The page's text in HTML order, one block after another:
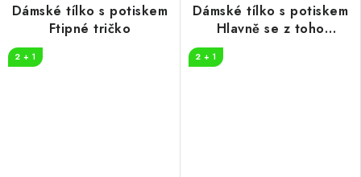
Dámské tílko s potiskem
Ftipné tričko
2 + 1
Dámské tílko s potiskem
Hlavně se z toho
2 + 1